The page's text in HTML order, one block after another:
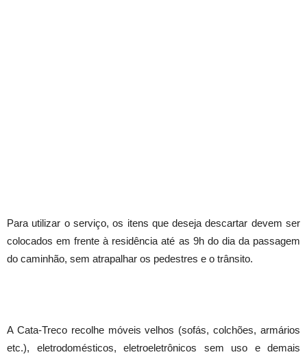
Para utilizar o serviço, os itens que deseja descartar devem ser
colocados em frente à residência até as 9h do dia da passagem
do caminhão, sem atrapalhar os pedestres e o trânsito.
A Cata-Treco recolhe móveis velhos (sofás, colchões, armários
etc.), eletrodomésticos, eletroeletrônicos sem uso e demais